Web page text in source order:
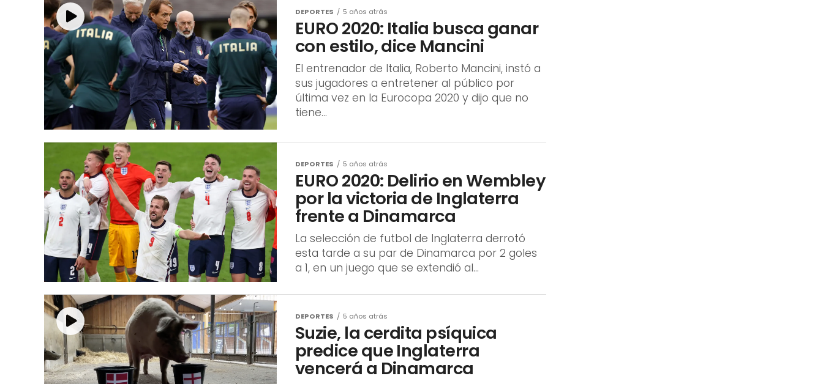
El entrenador de Italia, Roberto Mancini, instó a
sus jugadores a entretener al público por
última vez en la Eurocopa 2020 y dijo que no
tiene...
DEPORTES 5 años atrás
EURO 2020: Delirio en Wembley
por la victoria de Inglaterra
frente a Dinamarca
La selección de futbol de Inglaterra derrotó
esta tarde a su par de Dinamarca por 2 goles
a 1, en un juego que se extendió al...
DEPORTES 5 años atrás
Suzie, la cerdita psíquica
predice que Inglaterra
vencerá a Dinamarca
Tal vez el fútbol vuelva a casa si la predicción
de Suzie, la cerdita psíquica es correcta e
Inglaterra vence a Dinamarca en la semifinal
de...